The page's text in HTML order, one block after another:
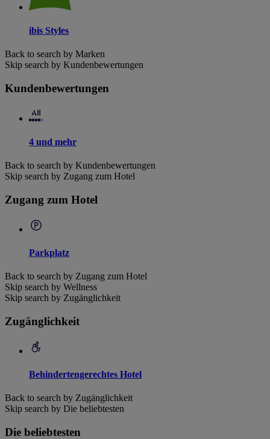
ibis Styles
Back to search by Marken
Skip search by Kundenbewertungen
Kundenbewertungen
4 und mehr
Back to search by Kundenbewertungen
Skip search by Zugang zum Hotel
Zugang zum Hotel
Parkplatz
Back to search by Zugang zum Hotel
Skip search by Wellness
Skip search by Zugänglichkeit
Zugänglichkeit
Behindertengerechtes Hotel
Back to search by Zugänglichkeit
Skip search by Die beliebtesten
Die beliebtesten